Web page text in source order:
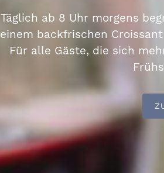
Täglich ab 8 Uhr morgens
einem backfrischen
Für alle Gäste, die sich